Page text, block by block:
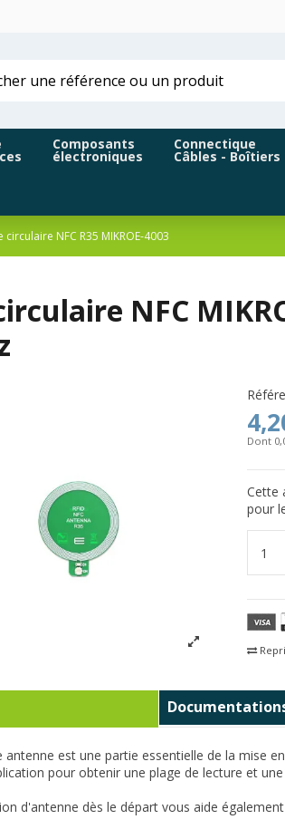
Composants
électroniques
Connectique
Câbles - Boîtiers
circulaire NFC R35 MIKROE-4003
NFC
Dont
Cette
pour
antenne est une partie essentielle de la mise
pour obtenir une plage de lecture et
d'antenne dès le départ vous aide